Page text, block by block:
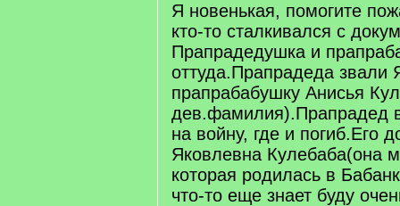
Я новенькая, помогите
кто-то сталкивался с
Прапрадедушка и
оттуда.Прапрадеда звали
прапрабабушку Анисья
дев.фамилия).Прапрадед
на войну, где и погиб.Его
Яковлевна Кулебаба(она
которая родилась в
что-то еще знает буду